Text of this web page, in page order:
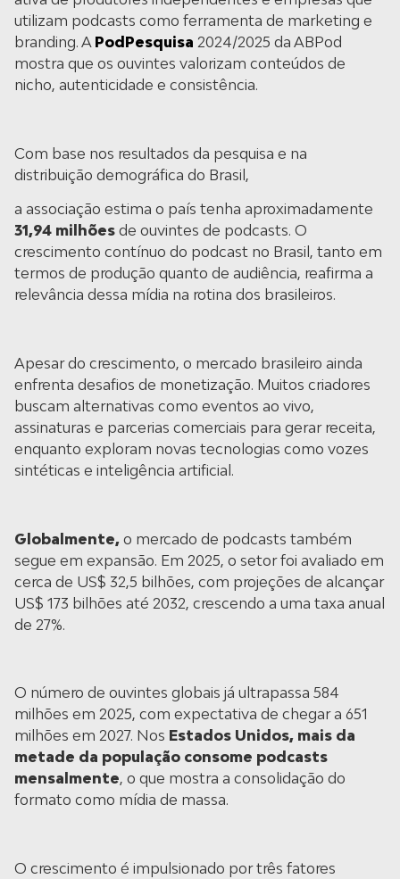
utilizam podcasts como ferramenta de marketing e
branding. A PodPesquisa 2024/2025 da ABPod
mostra que os ouvintes valorizam conteúdos de
nicho, autenticidade e consistência.
Com base nos resultados da pesquisa e na
distribuição demográfica do Brasil,
a associação estima o país tenha aproximadamente
31,94 milhões de ouvintes de podcasts. O
crescimento contínuo do podcast no Brasil, tanto em
termos de produção quanto de audiência, reafirma a
relevância dessa mídia na rotina dos brasileiros.
Apesar do crescimento, o mercado brasileiro ainda
enfrenta desafios de monetização. Muitos criadores
buscam alternativas como eventos ao vivo,
assinaturas e parcerias comerciais para gerar receita,
enquanto exploram novas tecnologias como vozes
sintéticas e inteligência artificial.
Globalmente, o mercado de podcasts também
segue em expansão. Em 2025, o setor foi avaliado em
cerca de US$ 32,5 bilhões, com projeções de alcançar
US$ 173 bilhões até 2032, crescendo a uma taxa anual
de 27%.
O número de ouvintes globais já ultrapassa 584
milhões em 2025, com expectativa de chegar a 651
milhões em 2027. Nos Estados Unidos, mais da
metade da população consome podcasts
mensalmente, o que mostra a consolidação do
formato como mídia de massa.
O crescimento é impulsionado por três fatores